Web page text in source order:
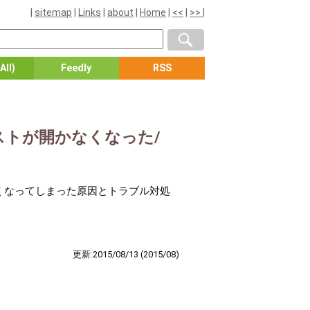
sitemap Links about Home << >>
Feedly RSS
トが開かなくなった/
ってしまった原因とトラブル対処
更新:2015/08/13 (2015/08)